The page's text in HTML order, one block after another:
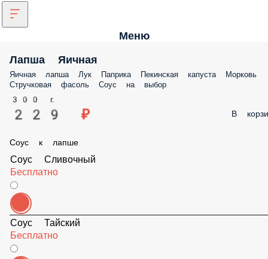
Меню
Лапша Яичная
Яичная лапша Лук Паприка Пекинская капуста Морковь Стручковая
фасоль Соус на выбор
300 г.
229 ₽ В
Соус к лапше
Соус Сливочный
Бесплатно
Соус Тайский
Бесплатно